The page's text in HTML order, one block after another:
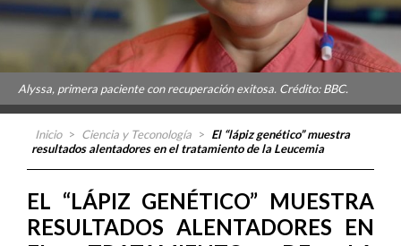
Alyssa, primera paciente con recuperación exitosa. Crédito: BBC.
Inicio > Ciencia y Teconología > El “lápiz genético” muestra
resultados alentadores en el tratamiento de la Leucemia
EL “LÁPIZ GENÉTICO” MUESTRA
RESULTADOS ALENTADORES EN